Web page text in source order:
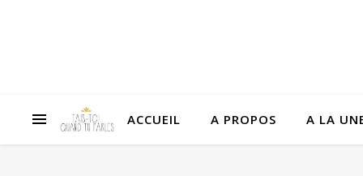
ACCUEIL A PROPOS A LA